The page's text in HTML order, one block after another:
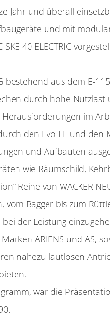
Jahr und überall
und mit
40 ELECTRIC
aus dem E-
durch hohe
im
den Evo EL und den
und Aufbauten
wie Räumschild,
Reihe von WACKER
vom Bagger bis zum
der Leistung
ARIENS und AS,
nahezu lautlosen
war die